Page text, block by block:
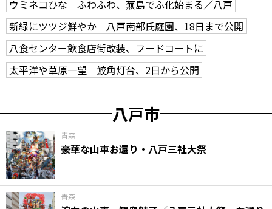
ウミネコひな ふわふわ、蕪島でふ化始まる／八戸
新緑にツツジ鮮やか 八戸南部氏庭園、18日まで公開
八食センター飲食店街改装、フードコートに
太平洋や草原一望 鮫角灯台、2日から公開
八戸市
青森
豪華な山車お還り・八戸三社大祭
青森